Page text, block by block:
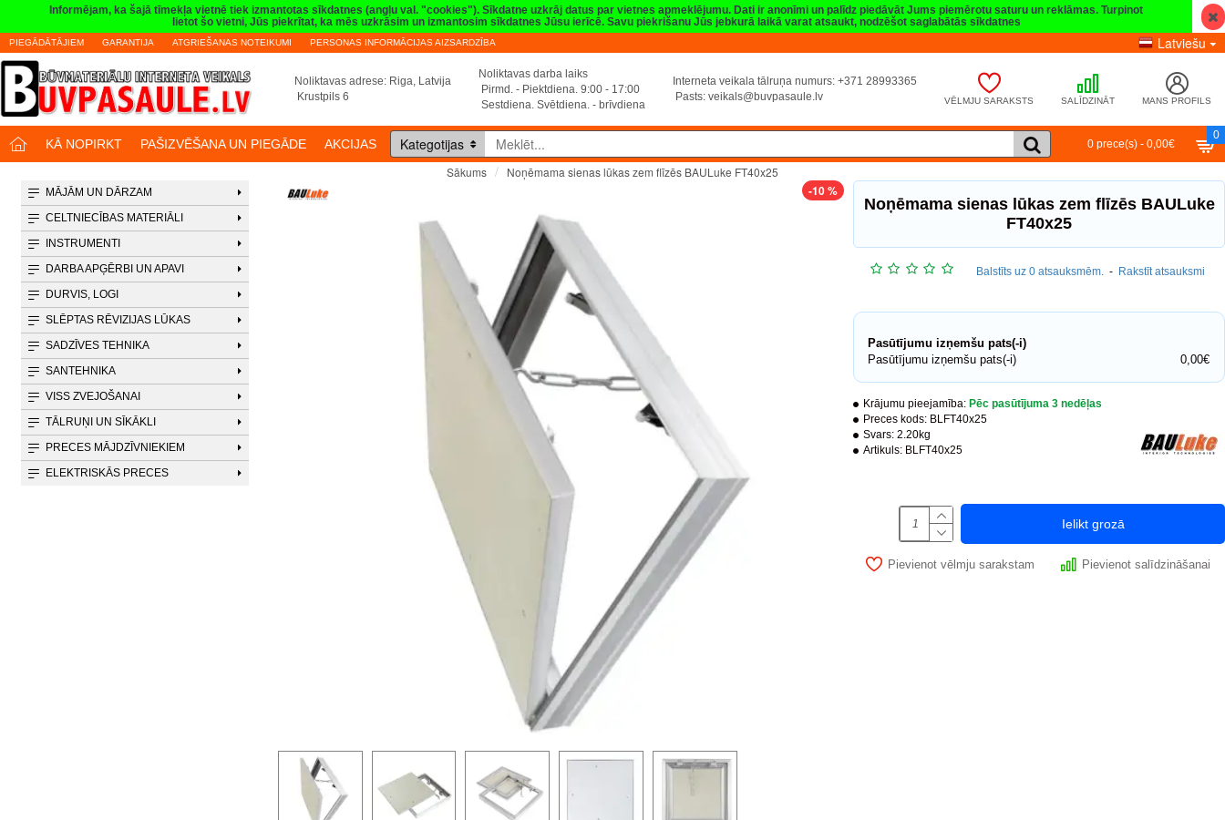
Informējam, ka šajā tīmekļa vietnē tiek izmantotas sīkdatnes (angļu val. "cookies"). Sīkdatne uzkrāj datus par vietnes apmeklējumu. Dati ir anonīmi un palīdz piedāvāt Jums piemērotu saturu un reklāmas. Turpinot
lietot šo vietni, Jūs piekrītat, ka mēs uzkrāsim un izmantosim sīkdatnes Jūsu ierīcē. Savu piekrišanu Jūs jebkurā laikā varat atsaukt, nodzēšot saglabātās sīkdatnes
PIEGĀDĀTĀJIEM GARANTIJA ATGRIEŠANAS NOTEIKUMI PERSONAS INFORMĀCIJAS AIZSARDZĪBA Latviešu
Noliktavas adrese: Riga, Latvija
Krustpils 6
Noliktavas darba laiks
Pirmd. - Piektdiena. 9:00 - 17:00
Sestdiena. Svētdiena. - brīvdiena
Interneta veikala tālruņa numurs: +371 28993365
Pasts: veikals@buvpasaule.lv VĒLMJU SARAKSTS SALĪDZINĀT MANS PROFILS
KĀ NOPIRKT PAŠIZVĒŠANA UN PIEGĀDE AKCIJAS Kategotijas 0 prece(s) - 0,00€
0
Sākums Noņēmama sienas lūkas zem flīzēs BAULuke FT40x25
MĀJĀM UN DĀRZAM
CELTNIECĪBAS MATERIĀLI
INSTRUMENTI
DARBA APĢĒRBI UN APAVI
DURVIS, LOGI
SLĒPTAS RĒVIZIJAS LŪKAS
SADZĪVES TEHNIKA
SANTEHNIKA
VISS ZVEJOŠANAI
TĀLRUŅI UN SĪKĀKLI
PRECES MĀJDZĪVNIEKIEM
ELEKTRISKĀS PRECES
-10 %
Noņēmama sienas lūkas zem flīzēs BAULuke
FT40x25
Krājumu pieejamība: Pēc pasūtījuma 3 nedēļas
Preces kods: BLFT40x25
Svars: 2.20kg
Artikuls: BLFT40x25
Balstīts uz 0 atsauksmēm. - Rakstīt atsauksmi
Pasūtījumu izņemšu pats(-i)
Pasūtījumu izņemšu pats(-i)
0,00€
Ielikt grozā
Pievienot vēlmju sarakstam Pievienot salīdzināšanai